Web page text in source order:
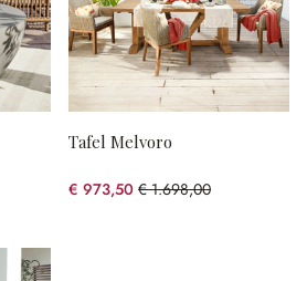
Tafel Melvoro
€ 973,50 € 1.698,00
(42.67% gespart)